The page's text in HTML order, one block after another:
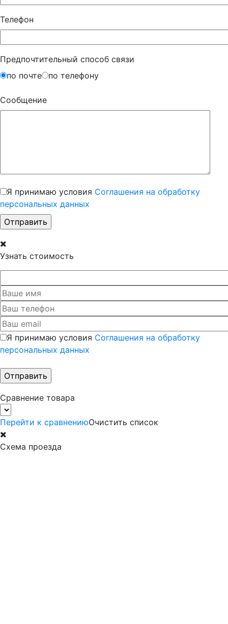
Телефон
Предпочтительный способ связи
по почте
по телефону
Сообщение
Я принимаю условия Соглашения на обработку
персональных данных
Узнать стоимость
Я принимаю условия Соглашения на обработку
персональных данных
Сравнение товара
Перейти к сравнениюОчистить список
Схема проезда